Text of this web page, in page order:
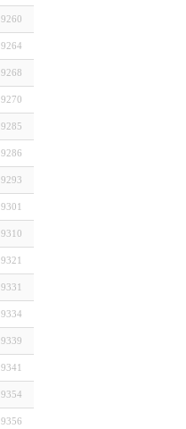
9260
9264
9268
9270
9285
9286
9293
9301
9310
9321
9331
9334
9339
9341
9354
9356